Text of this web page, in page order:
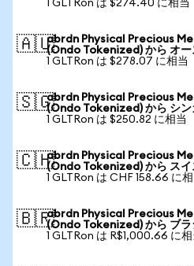
1 GLTRon は $274.40 に相当
🇦🇺abrdn Physical Precious
(Ondo Tokenized) から オー
1 GLTRon は $278.07 に相当
🇸🇬abrdn Physical Precious
(Ondo Tokenized) から シン
1 GLTRon は $250.82 に相当
🇨🇭abrdn Physical Precious
(Ondo Tokenized) から スイ
1 GLTRon は CHF 158.66 に相
🇧🇷abrdn Physical Precious
(Ondo Tokenized) から ブラ
1 GLTRon は R$1,000.66 に相